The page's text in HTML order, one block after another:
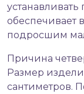
обеспечивает
подросшим
Причина
Размер
сантиметров.